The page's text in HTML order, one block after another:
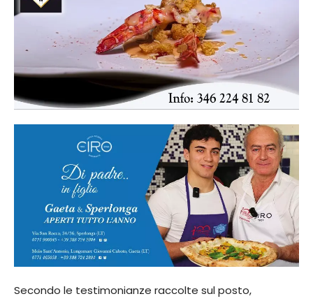
Secondo le testimonianze raccolte sul posto,